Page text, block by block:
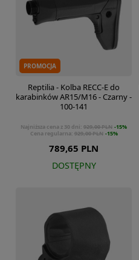
PROMOCJA
Reptilia - Kolba RECC-E do
karabinków AR15/M16 - Czarny -
100-141
789,65 PLN
Najniższa cena z 30 dni: 929,00 PLN -15%
Cena regularna: 929,00 PLN -15%
DOSTĘPNY